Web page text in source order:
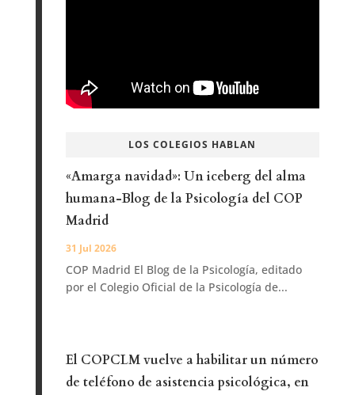
LOS COLEGIOS HABLAN
«Amarga navidad»: Un iceberg del alma
humana-Blog de la Psicología del COP
Madrid
31 Jul 2026
COP Madrid El Blog de la Psicología, editado
por el Colegio Oficial de la Psicología de...
El COPCLM vuelve a habilitar un número
de teléfono de asistencia psicológica, en